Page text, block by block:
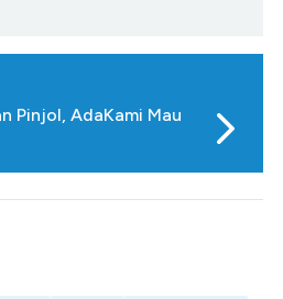
Pinjol, AdaKami Mau